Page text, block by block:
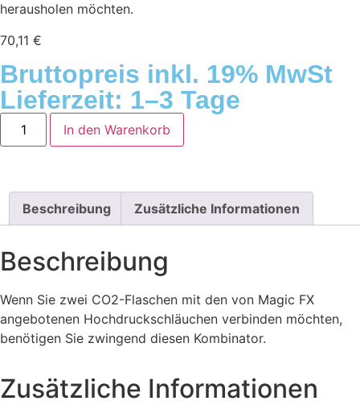
herausholen möchten.
70,11 €
Bruttopreis inkl. 19% MwSt
Lieferzeit: 1–3 Tage
In den Warenkorb
Beschreibung Zusätzliche Informationen
Beschreibung
Wenn Sie zwei CO2-Flaschen mit den von Magic FX
angebotenen Hochdruckschläuchen verbinden möchten,
benötigen Sie zwingend diesen Kombinator.
Zusätzliche Informationen